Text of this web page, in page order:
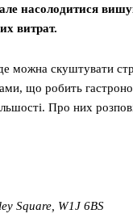
насолодитися
витрат.
можна скуштувати
що робить
Про них
Square, W1J 6BS